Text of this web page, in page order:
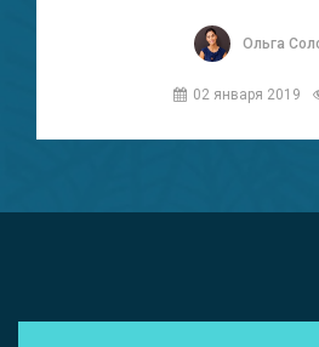
Ольга
02 января 2019